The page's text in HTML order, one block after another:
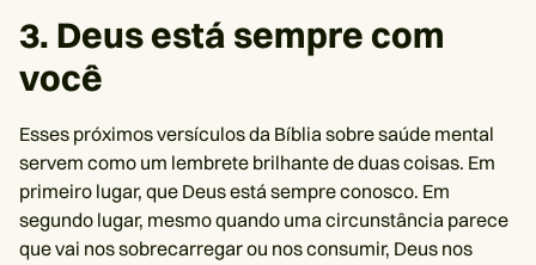
3. Deus está sempre com
você
Esses próximos versículos da Bíblia sobre saúde mental
servem como um lembrete brilhante de duas coisas. Em
primeiro lugar, que Deus está sempre conosco. Em
segundo lugar, mesmo quando uma circunstância parece
que vai nos sobrecarregar ou nos consumir, Deus nos